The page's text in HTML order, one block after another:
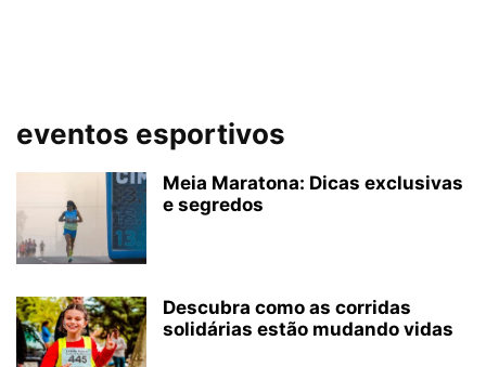
eventos esportivos
Meia Maratona: Dicas exclusivas
e segredos
Descubra como as corridas
solidárias estão mudando vidas